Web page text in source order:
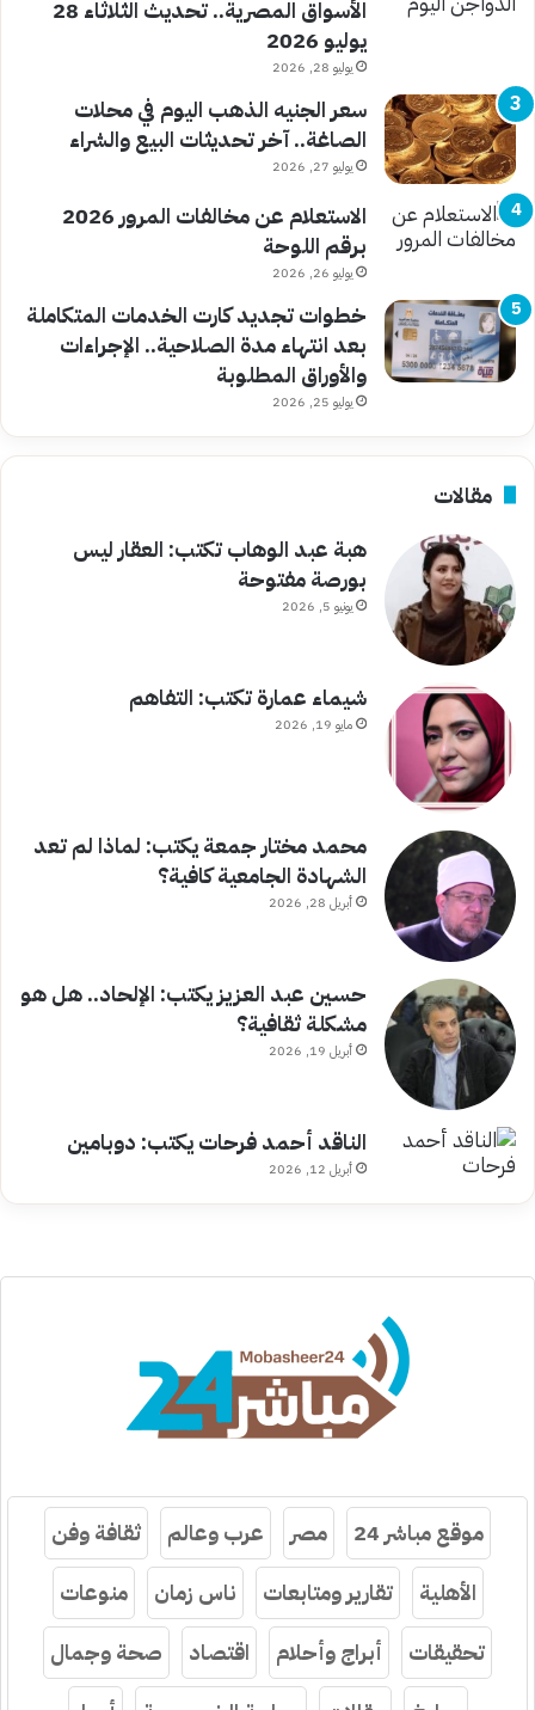
الأسواق المصرية.. تحديث الثلاثاء 28
يوليو 2026
يوليو 28, 2026
سعر الجنيه الذهب اليوم في محلات
الصاغة.. آخر تحديثات البيع والشراء
يوليو 27, 2026
الاستعلام عن مخالفات المرور 2026
برقم اللوحة
يوليو 26, 2026
خطوات تجديد كارت الخدمات المتكاملة
بعد انتهاء مدة الصلاحية.. الإجراءات
والأوراق المطلوبة
يوليو 25, 2026
مقالات
هبة عبد الوهاب تكتب: العقار ليس
بورصة مفتوحة
يونيو 5, 2026
شيماء عمارة تكتب: التفاهم
مايو 19, 2026
محمد مختار جمعة يكتب: لماذا لم تعد
الشهادة الجامعية كافية؟
أبريل 28, 2026
حسين عبد العزيز يكتب: الإلحاد.. هل هو
مشكلة ثقافية؟
أبريل 19, 2026
الناقد أحمد فرحات يكتب: دوبامين
أبريل 12, 2026
موقع مباشر 24 مصر عرب وعالم
ثقافة وفن
الأهلية
تقارير ومتابعات ناس زمان
منوعات
تحقيقات
أبراج وأحلام اقتصاد
صحة وجمال